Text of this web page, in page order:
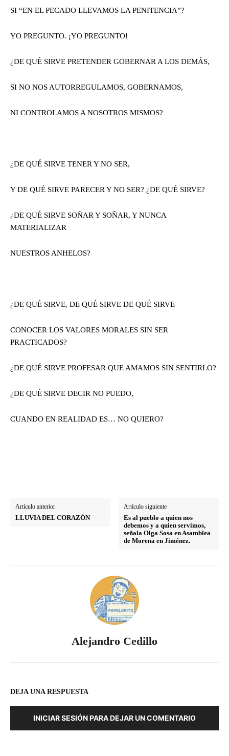
SI “EN EL PECADO LLEVAMOS LA PENITENCIA”?
YO PREGUNTO. ¡YO PREGUNTO!
¿DE QUÉ SIRVE PRETENDER GOBERNAR A LOS DEMÁS,
SI NO NOS AUTORREGULAMOS, GOBERNAMOS,
NI CONTROLAMOS A NOSOTROS MISMOS?
¿DE QUÉ SIRVE TENER Y NO SER,
Y DE QUÉ SIRVE PARECER Y NO SER? ¿DE QUÉ SIRVE?
¿DE QUÉ SIRVE SOÑAR Y SOÑAR, Y NUNCA
MATERIALIZAR
NUESTROS ANHELOS?
¿DE QUÉ SIRVE, DE QUÉ SIRVE DE QUÉ SIRVE
CONOCER LOS VALORES MORALES SIN SER
PRACTICADOS?
¿DE QUÉ SIRVE PROFESAR QUE AMAMOS SIN SENTIRLO?
¿DE QUÉ SIRVE DECIR NO PUEDO,
CUANDO EN REALIDAD ES… NO QUIERO?
Artículo anterior
LLUVIA DEL CORAZÓN
Artículo siguiente
Es al pueblo a quien nos
debemos y a quien servimos,
señala Olga Sosa en Asamblea
de Morena en Jiménez.
Alejandro Cedillo
DEJA UNA RESPUESTA
INICIAR SESIÓN PARA DEJAR UN COMENTARIO